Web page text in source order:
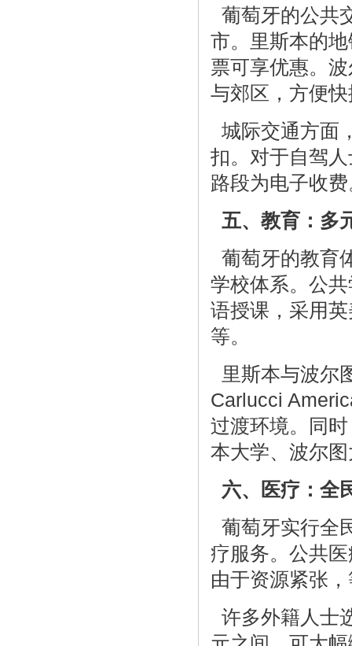
葡萄牙的公共
市。里斯本的
票可享优惠。
与郊区，方便
城际交通方面
扣。对于自驾
路段为电子收
五、教育：多
葡萄牙的教育
学校体系。公
语授课，采用
等。
里斯本与波尔
Carlucci
过渡环境。同
本大学、波尔
六、医疗：全
葡萄牙实行全
疗服务。公共
由于资源紧张
许多外籍人士